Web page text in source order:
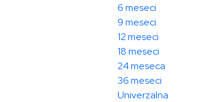
6 meseci
9 meseci
12 meseci
18 meseci
24 meseca
36 meseci
Univerzalna